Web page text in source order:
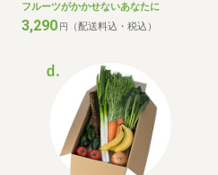
フルーツがかかせないあなたに
3,290 円 （配送料込・税込）